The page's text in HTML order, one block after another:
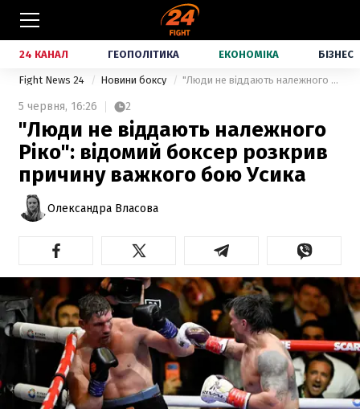
24 КАНАЛ ГЕОПОЛІТИКА ЕКОНОМІКА БІЗНЕС
Fight News 24 Новини боксу "Люди не віддають належного Ріко": відомий боксер розкрив причину важкого бою Усика
5 червня, 16:26 2
"Люди не віддають належного
Ріко": відомий боксер розкрив
причину важкого бою Усика
Олександра Власова